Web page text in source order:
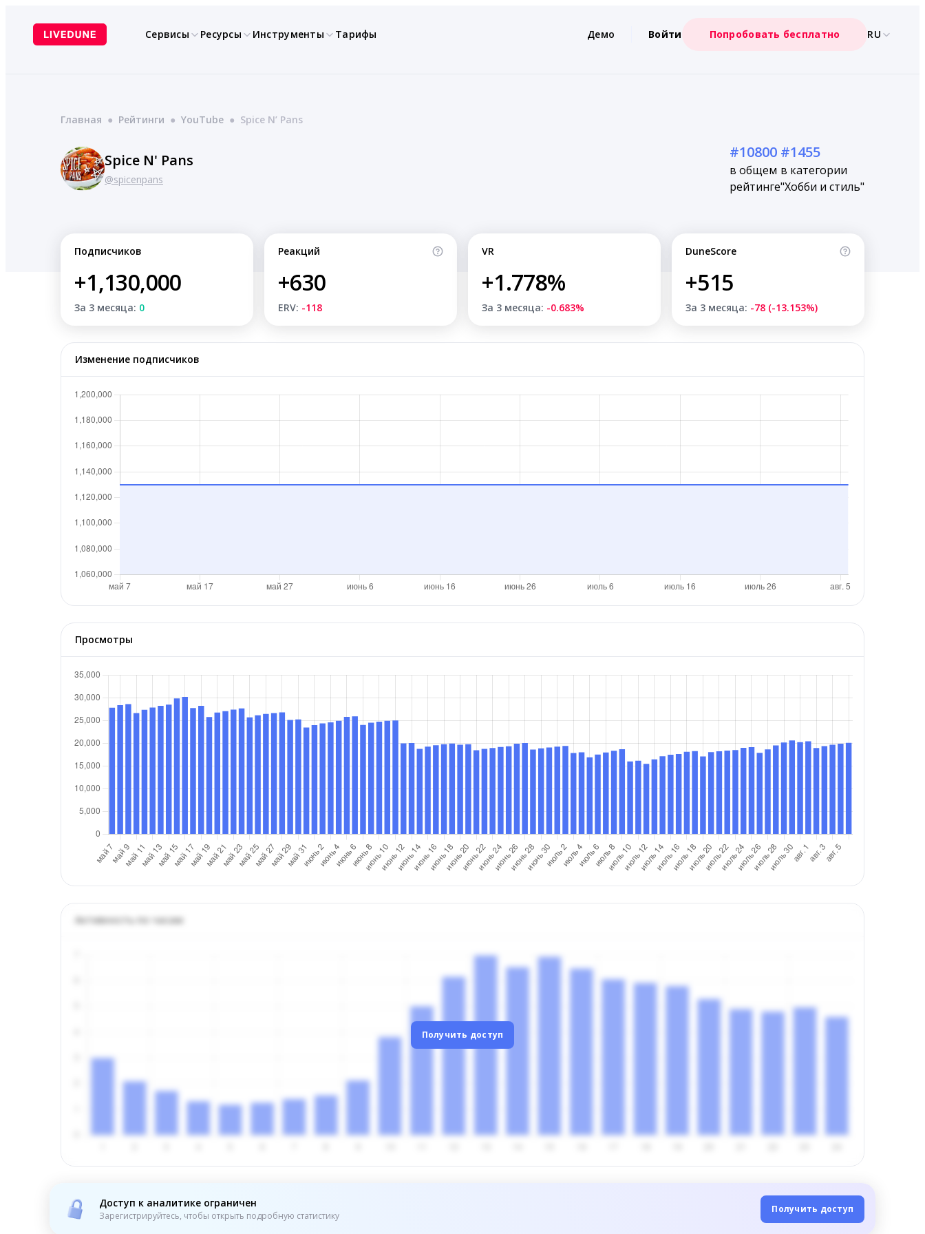
содержимому
Сервисы Ресурсы Инструменты Тарифы Демо Войти Попробовать бесплатно RU
Главная ● Рейтинги ● YouTube ● Spice N’ Pans
Spice N' Pans
@spicenpans
#10800
в общем
рейтинге
#1455
в категории
"Хобби и стиль"
Подписчиков
+1,130,000
За 3 месяца: 0
Реакций
+630
ERV: -118
VR
+1.778%
За 3 месяца: -0.683%
DuneScore
+515
За 3 месяца: -78 (-13.153%)
Изменение подписчиков
Просмотры
Активность по часам
Получить доступ
Доступ к аналитике ограничен
Зарегистрируйтесь, чтобы открыть подробную статистику
Получить доступ